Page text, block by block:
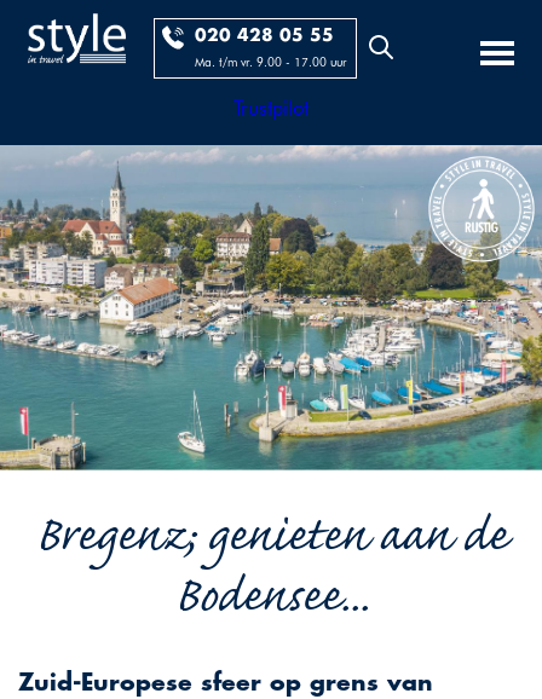
020 428 05 55
Ma. t/m vr. 9.00 - 17.00 uur
Trustpilot
Bregenz; genieten aan de
Bodensee...
Zuid-Europese sfeer op grens van